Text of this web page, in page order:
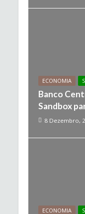
ECONOMIA
Banco
Sandbox
8 Dezembro,
ECONOMIA